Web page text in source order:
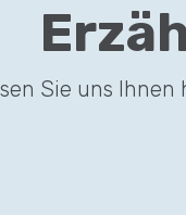
Sie uns